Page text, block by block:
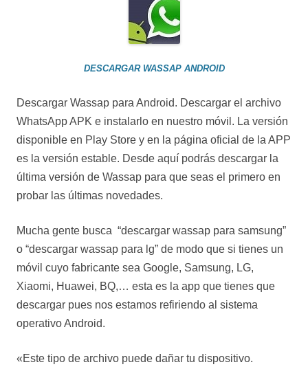
DESCARGAR WASSAP ANDROID
Descargar Wassap para Android. Descargar el archivo
WhatsApp APK e instalarlo en nuestro móvil. La versión
disponible en Play Store y en la página oficial de la APP
es la versión estable. Desde aquí podrás descargar la
última versión de Wassap para que seas el primero en
probar las últimas novedades.
Mucha gente busca “descargar wassap para samsung”
o “descargar wassap para lg” de modo que si tienes un
móvil cuyo fabricante sea Google, Samsung, LG,
Xiaomi, Huawei, BQ,… esta es la app que tienes que
descargar pues nos estamos refiriendo al sistema
operativo Android.
«Este tipo de archivo puede dañar tu dispositivo.